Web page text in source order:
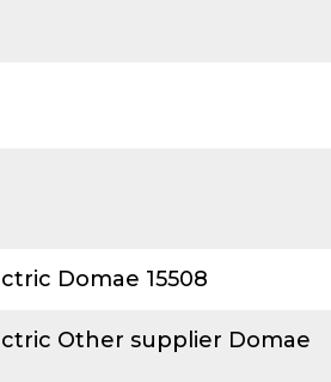
Domae 15508
Other supplier Domae